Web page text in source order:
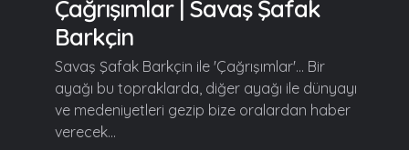
Çağrışımlar | Savaş Şafak
Barkçin
Savaş Şafak Barkçin ile 'Çağrışımlar'... Bir
ayağı bu topraklarda, diğer ayağı ile dünyayı
ve medeniyetleri gezip bize oralardan haber
verecek...